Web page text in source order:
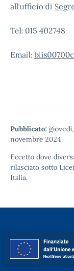
all'ufficio di
Tel: 015 402748
Email:
Pubblicato:
novembre 2024
Eccetto dove
rilasciato sotto
Italia.